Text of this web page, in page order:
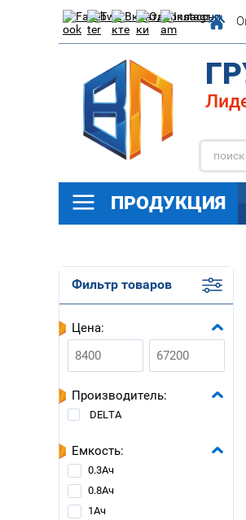
ПРОДУКЦИЯ
Фильтр товаров
Цена:
Производитель:
DELTA
Емкость:
0.3Ач
0.8Ач
1Ач